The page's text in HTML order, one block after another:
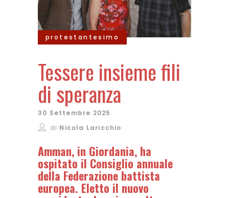
protestantesimo
Tessere insieme fili
di speranza
30 Settembre 2025
di Nicola Laricchio
Amman, in Giordania, ha
ospitato il Consiglio annuale
della Federazione battista
europea. Eletto il nuovo